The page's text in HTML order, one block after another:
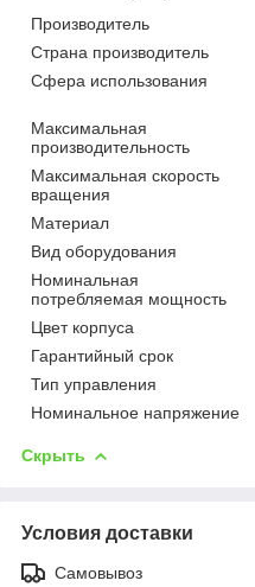
Производитель
Страна производитель
Сфера использования
Максимальная
производительность
Максимальная скорость
вращения
Материал
Вид оборудования
Номинальная
потребляемая мощность
Цвет корпуса
Гарантийный срок
Тип управления
Номинальное напряжение
Скрыть
Условия доставки
Самовывоз